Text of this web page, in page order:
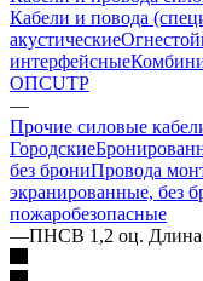
Кабели и повода
акустические
интерфейсные
ОПСUTP
—
Прочие силовые
Городские
без брониПровода
экранированные, без
пожаробезопасные
—ПНСВ 1,2 оц. Длина